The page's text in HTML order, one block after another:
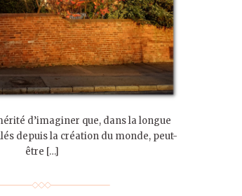
d’imaginer que, dans la longue
depuis la création du monde, peut-
être […]